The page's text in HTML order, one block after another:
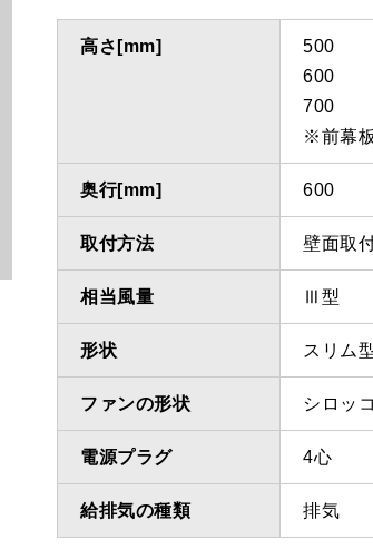
高さ[mm]
500
600
700
※前幕
奥行[mm] 600
取付方法 壁面取
相当風量 Ⅲ型
形状 スリム
ファンの形状 シロッ
電源プラグ 4心
給排気の種類 排気